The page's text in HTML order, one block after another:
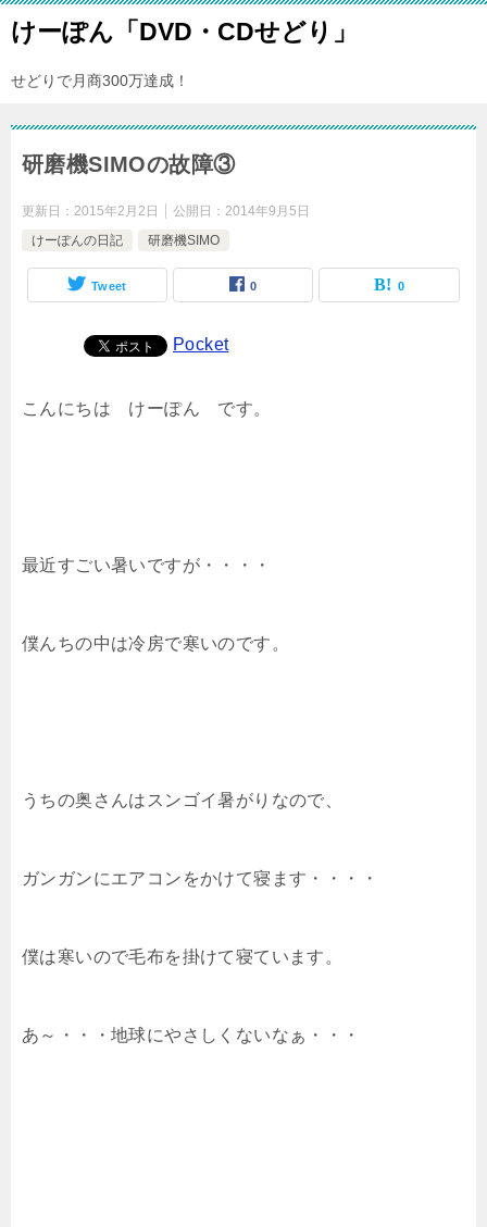
けーぽん「DVD・CDせどり」
せどりで月商300万達成！
研磨機SIMOの故障③
更新日： 2015年2月2日 公開日： 2014年9月5日
けーぽんの日記
研磨機SIMO
Tweet 0 0
Pocket
こんにちは けーぽん です。
最近すごい暑いですが・・・・
僕んちの中は冷房で寒いのです。
うちの奥さんはスンゴイ暑がりなので、
ガンガンにエアコンをかけて寝ます・・・・
僕は寒いので毛布を掛けて寝ています。
あ～・・・地球にやさしくないなぁ・・・